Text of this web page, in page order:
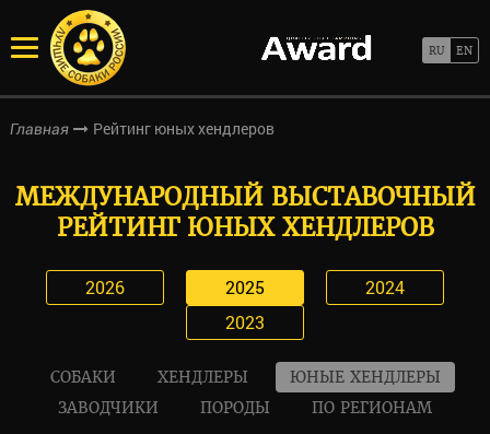
Главная Рейтинг юных хендлеров
МЕЖДУНАРОДНЫЙ ВЫСТАВОЧНЫЙ
РЕЙТИНГ ЮНЫХ ХЕНДЛЕРОВ
2026 2025
2024
2023
СОБАКИ ХЕНДЛЕРЫ
ЮНЫЕ ХЕНДЛЕРЫ
ЗАВОДЧИКИ
ПОРОДЫ ПО РЕГИОНАМ